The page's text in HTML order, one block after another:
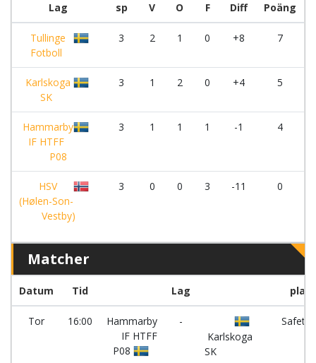
Lag
sp
V O F Diff Poäng
Tullinge
Fotboll
3 2 1 0 +8 7
Karlskoga
SK
3 1 2 0 +4 5
Hammarby
IF HTFF
P08
3 1 1 1 -1 4
HSV
(Hølen-Son-
Vestby)
3 0 0 3 -11 0
Matcher
Datum Tid Lag plan
Tor 16:00
Hammarby
IF HTFF
P08
-
Karlskoga
SK